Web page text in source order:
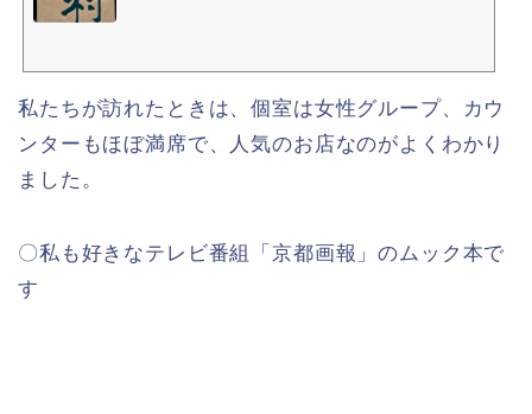
私たちが訪れたときは、個室は女性グループ、カウ
ンターもほぼ満席で、人気のお店なのがよくわかり
ました。
〇私も好きなテレビ番組「京都画報」のムック本で
す